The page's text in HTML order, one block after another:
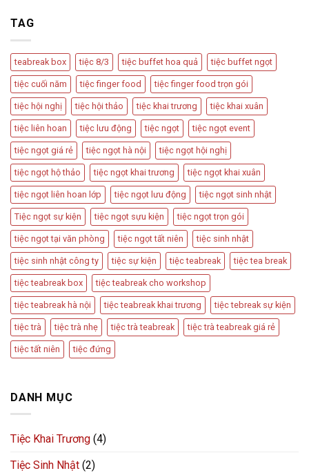
Kế
Bàn
Tiệc
Hấp
Dẫn
Dùng
Trong
Các
Sự
Kiện
Quan
Trọng
TAG
teabreak box tiệc 8/3 tiệc buffet hoa quả tiệc buffet ngọt
tiệc cuối năm tiệc finger food tiệc finger food trọn gói
tiệc hội nghị tiệc hội thảo tiệc khai trương tiệc khai xuân
tiệc liên hoan tiệc lưu động tiệc ngọt tiệc ngọt event
tiệc ngọt giá rẻ tiệc ngọt hà nội tiệc ngọt hội nghị
tiệc ngọt hộ thảo tiệc ngọt khai trương tiệc ngọt khai xuân
tiệc ngọt liên hoan lớp tiệc ngọt lưu động tiệc ngọt sinh nhật
Tiệc ngọt sự kiện tiệc ngọt sựu kiện tiệc ngọt trọn gói
tiệc ngọt tại văn phòng tiệc ngọt tất niên tiệc sinh nhật
tiệc sinh nhật công ty tiệc sự kiện tiệc teabreak tiệc tea break
tiệc teabreak box tiệc teabreak cho workshop
tiệc teabreak hà nội tiệc teabreak khai trương tiệc tebreak sự kiện
tiệc trà tiệc trà nhẹ tiệc trà teabreak tiệc trà teabreak giá rẻ
tiệc tất niên tiệc đứng
DANH MỤC
Tiệc Khai Trương (4)
Tiệc Sinh Nhật (2)